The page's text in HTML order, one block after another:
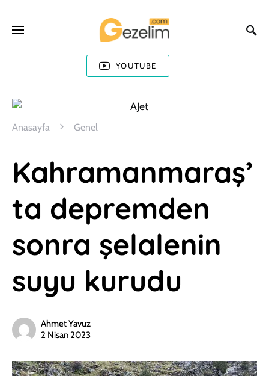
YOUTUBE
Anasayfa Genel
Kahramanmaraş’
ta depremden
sonra şelalenin
suyu kurudu
Ahmet Yavuz
2 Nisan 2023